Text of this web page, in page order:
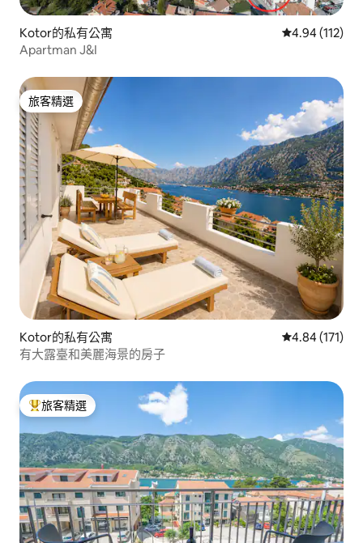
Kotor的私有公寓 從 112 則評價
4.94 (112)
Apartman J&I
旅客精選
旅客精選
Kotor的私有公寓 從 171 則評價
4.84 (171)
有大露臺和美麗海景的房子
旅客精選榜首
旅客精選